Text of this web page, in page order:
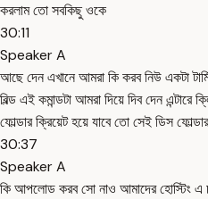
করলাম তো সবকিছু ওকে
30:11
Speaker A
আছে দেন এখানে আমরা কি করব নিউ একটা
বিল্ড এই কমান্ডটা আমরা দিয়ে দিব দেন
ফোল্ডার ক্রিয়েট হয়ে যাবে তো সেই ডিস
30:37
Speaker A
কি আপলোড করব সো নাও আমাদের হোস্টিং এ